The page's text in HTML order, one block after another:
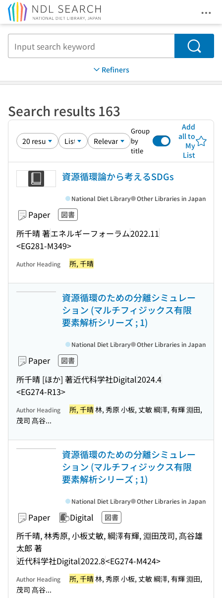
Search
Refiners
Search results 163
Group
by
title
Add
all to
My
List
資源循環論から考えるSDGs
Paper 図書
所千晴 著エネルギーフォーラム2022.11
<EG281-M349>
National Diet Library Other Libraries in Japan
Author Heading 所, 千晴
資源循環のための分離シミュレー
ション (マルチフィジックス有限
要素解析シリーズ ; 1)
Paper 図書
所千晴 [ほか] 著近代科学社Digital2024.4
<EG274-R13>
National Diet Library Other Libraries in Japan
Author Heading 所, 千晴林, 秀原 小板, 丈敏 綱澤, 有輝 淵田,
茂司 髙谷...
資源循環のための分離シミュレー
ション (マルチフィジックス有限
要素解析シリーズ ; 1)
Paper Digital 図書
所千晴, 林秀原, 小板丈敏, 綱澤有輝, 淵田茂司, 髙谷雄
太郎 著
近代科学社Digital2022.8<EG274-M424>
National Diet Library Other Libraries in Japan
Author Heading 所, 千晴林, 秀原 小板, 丈敏 綱澤, 有輝 淵田,
茂司 髙谷...